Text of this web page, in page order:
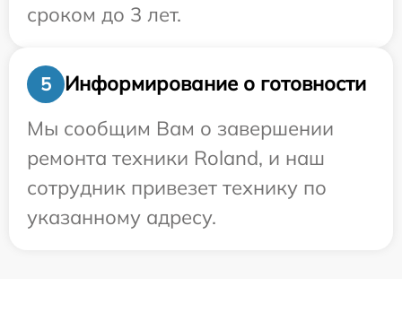
сроком до 3 лет.
5
Информирование о готовности
Мы сообщим Вам о завершении
ремонта техники Roland, и наш
сотрудник привезет технику по
указанному адресу.